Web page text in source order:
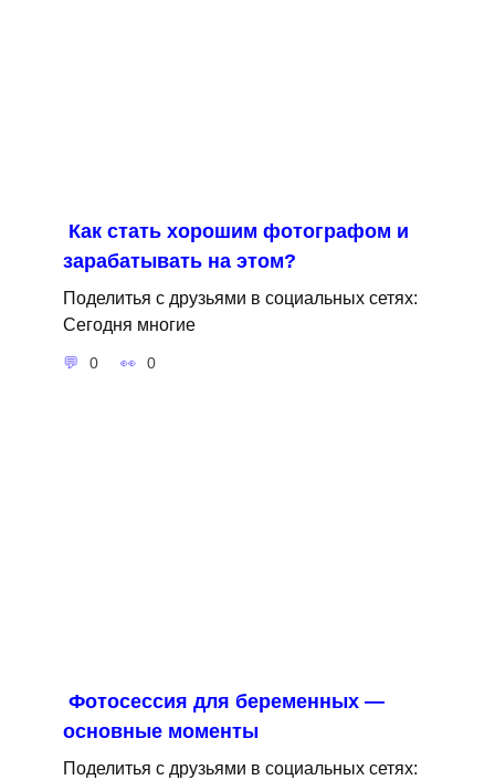
Как стать хорошим фотографом и
зарабатывать на этом?
Поделитья с друзьями в социальных сетях:
Сегодня многие
0 0
Фотосессия для беременных —
основные моменты
Поделитья с друзьями в социальных сетях: